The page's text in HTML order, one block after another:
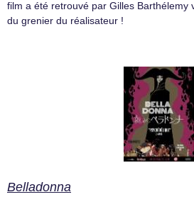
film a été retrouvé par Gilles Barthélemy
du grenier du réalisateur !
Belladonna